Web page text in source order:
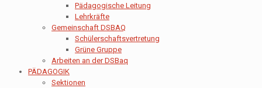
Pädagogische Leitung
Lehrkräfte
Gemeinschaft DSBAQ
Schülerschaftsvertretung
Grüne Gruppe
Arbeiten an der DSBaq
PÄDAGOGIK
Sektionen